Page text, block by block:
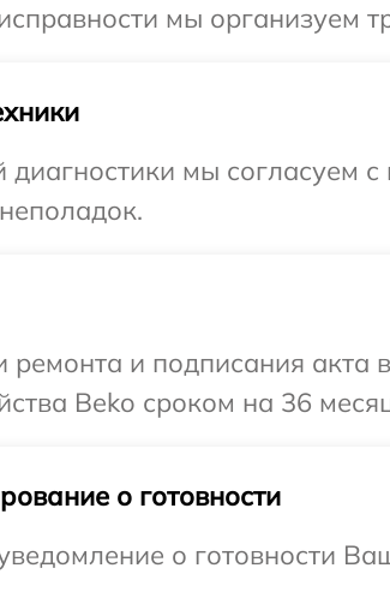
мы организуем
диагностики мы согласуем
ремонта и подписания
Beko сроком на 36
о готовности
о готовности